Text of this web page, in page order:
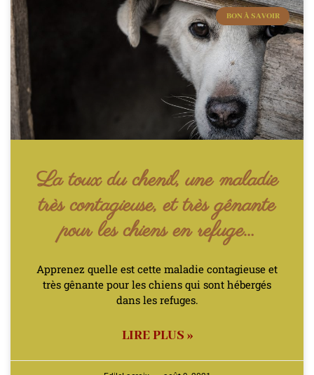
BON À SAVOIR
La toux du chenil, une maladie
très contagieuse, et très gênante
pour les chiens en refuge…
Apprenez quelle est cette maladie contagieuse et
très gênante pour les chiens qui sont hébergés
dans les refuges.
LIRE PLUS »